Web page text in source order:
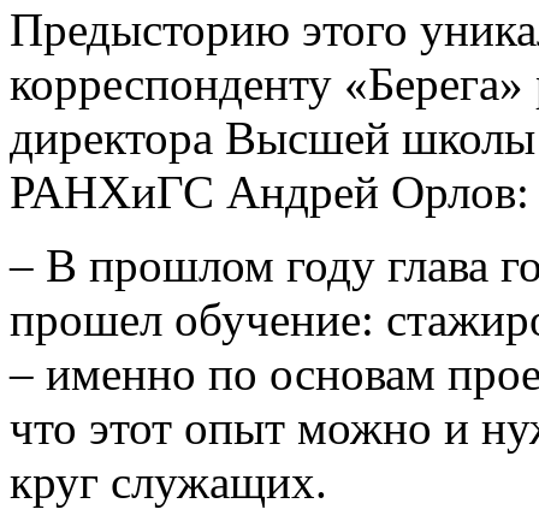
Предысторию этого
корреспонденту «Берега»
директора Высшей школы
РАНХиГС Андрей Орлов:
– В прошлом году глава
прошел обучение:
– именно по основам
что этот опыт можно и
круг служащих.